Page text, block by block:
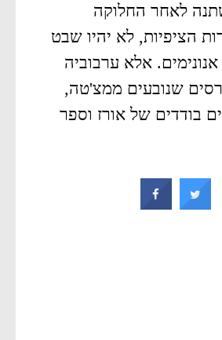
לאחר החלוקה
הציפיות, לא יהיו שבט
אלא ערבוביה
שנובעים ממצ'טה,
בודדים של אורז וספר